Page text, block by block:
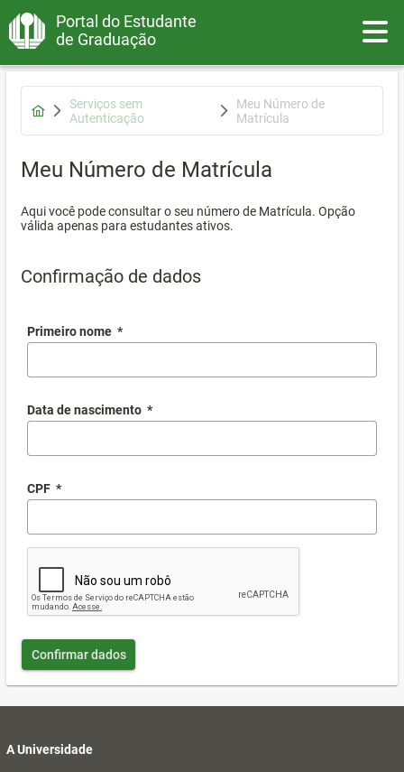
Portal do Estudante
de Graduação
Serviços sem
Autenticação
Meu Número de
Matrícula
Meu Número de Matrícula
Aqui você pode consultar o seu número de Matrícula. Opção
válida apenas para estudantes ativos.
Confirmação de dados
Primeiro nome *
Data de nascimento *
CPF *
Confirmar dados
A Universidade